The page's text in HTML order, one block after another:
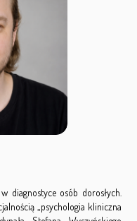
diagnostyce osób dorosłych.
„psychologia kliniczna